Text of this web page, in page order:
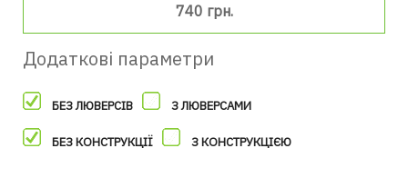
740 грн.
Додаткові параметри
БЕЗ ЛЮВЕРСІВ З ЛЮВЕРСАМИ
БЕЗ КОНСТРУКЦІЇ З КОНСТРУКЦІЄЮ